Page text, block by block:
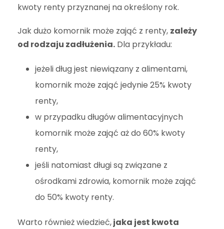
kwoty renty przyznanej na określony rok.
Jak dużo komornik może zająć z renty, zależy
od rodzaju zadłużenia. Dla przykładu:
jeżeli dług jest niewiązany z alimentami,
komornik może zająć jedynie 25% kwoty
renty,
w przypadku długów alimentacyjnych
komornik może zająć aż do 60% kwoty
renty,
jeśli natomiast długi są związane z
ośrodkami zdrowia, komornik może zająć
do 50% kwoty renty.
Warto również wiedzieć,jaka jest kwota